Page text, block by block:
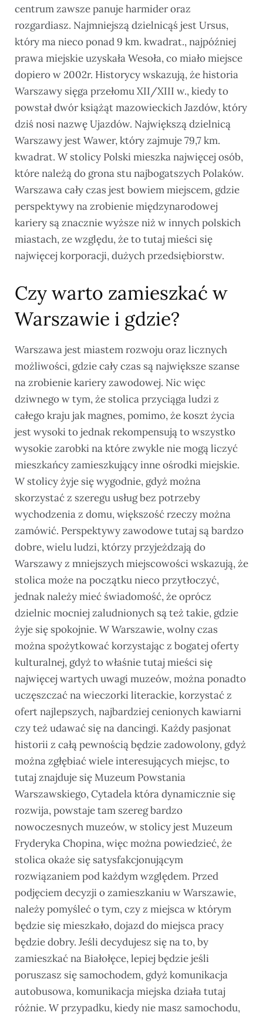
centrum zawsze panuje harmider oraz
rozgardiasz. Najmniejszą dzielnicąś jest Ursus,
który ma nieco ponad 9 km. kwadrat., najpóźniej
prawa miejskie uzyskała Wesoła, co miało miejsce
dopiero w 2002r. Historycy wskazują, że historia
Warszawy sięga przełomu XII/XIII w., kiedy to
powstał dwór książąt mazowieckich Jazdów, który
dziś nosi nazwę Ujazdów. Największą dzielnicą
Warszawy jest Wawer, który zajmuje 79,7 km.
kwadrat. W stolicy Polski mieszka najwięcej osób,
które należą do grona stu najbogatszych Polaków.
Warszawa cały czas jest bowiem miejscem, gdzie
perspektywy na zrobienie międzynarodowej
kariery są znacznie wyższe niż w innych polskich
miastach, ze względu, że to tutaj mieści się
najwięcej korporacji, dużych przedsiębiorstw.
Czy warto zamieszkać w
Warszawie i gdzie?
Warszawa jest miastem rozwoju oraz licznych
możliwości, gdzie cały czas są największe szanse
na zrobienie kariery zawodowej. Nic więc
dziwnego w tym, że stolica przyciąga ludzi z
całego kraju jak magnes, pomimo, że koszt życia
jest wysoki to jednak rekompensują to wszystko
wysokie zarobki na które zwykle nie mogą liczyć
mieszkańcy zamieszkujący inne ośrodki miejskie.
W stolicy żyje się wygodnie, gdyż można
skorzystać z szeregu usług bez potrzeby
wychodzenia z domu, większość rzeczy można
zamówić. Perspektywy zawodowe tutaj są bardzo
dobre, wielu ludzi, którzy przyjeżdzają do
Warszawy z mniejszych miejscowości wskazują, że
stolica może na początku nieco przytłoczyć,
jednak należy mieć świadomość, że oprócz
dzielnic mocniej zaludnionych są też takie, gdzie
żyje się spokojnie. W Warszawie, wolny czas
można spożytkować korzystając z bogatej oferty
kulturalnej, gdyż to właśnie tutaj mieści się
najwięcej wartych uwagi muzeów, można ponadto
uczęszczać na wieczorki literackie, korzystać z
ofert najlepszych, najbardziej cenionych kawiarni
czy też udawać się na dancingi. Każdy pasjonat
historii z całą pewnością będzie zadowolony, gdyż
można zgłębiać wiele interesujących miejsc, to
tutaj znajduje się Muzeum Powstania
Warszawskiego, Cytadela która dynamicznie się
rozwija, powstaje tam szereg bardzo
nowoczesnych muzeów, w stolicy jest Muzeum
Fryderyka Chopina, więc można powiedzieć, że
stolica okaże się satysfakcjonującym
rozwiązaniem pod każdym względem. Przed
podjęciem decyzji o zamieszkaniu w Warszawie,
należy pomyśleć o tym, czy z miejsca w którym
będzie się mieszkało, dojazd do miejsca pracy
będzie dobry. Jeśli decydujesz się na to, by
zamieszkać na Białołęce, lepiej będzie jeśli
poruszasz się samochodem, gdyż komunikacja
autobusowa, komunikacja miejska działa tutaj
różnie. W przypadku, kiedy nie masz samochodu,